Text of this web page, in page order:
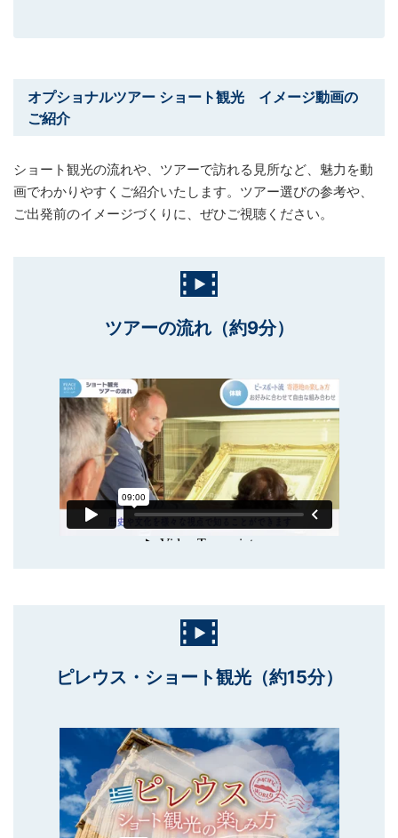
オプショナルツアー ショート観光 イメージ動画の
ご紹介
ショート観光の流れや、ツアーで訪れる見所など、魅力を動
画でわかりやすくご紹介いたします。ツアー選びの参考や、
ご出発前のイメージづくりに、ぜひご視聴ください。
ツアーの流れ（約9分）
ピレウス・ショート観光（約15分）